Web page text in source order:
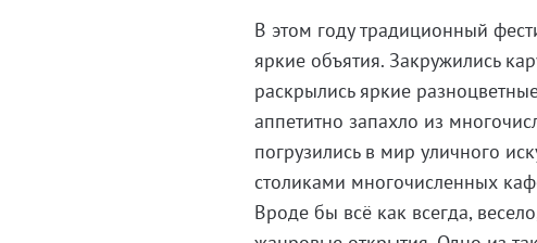
В этом году традиционный
яркие объятия. Закружились
раскрылись яркие
аппетитно запахло из
погрузились в мир уличного
столиками многочисленных
Вроде бы всё как всегда,